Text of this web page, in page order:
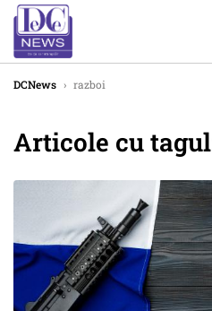
DCNews › razboi
Articole cu